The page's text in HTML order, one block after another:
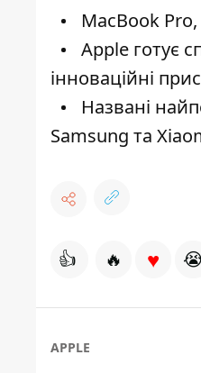
MacBook
Apple готує
інноваційні
Названі
Samsung та
👍 🔥 ♥
APPLE